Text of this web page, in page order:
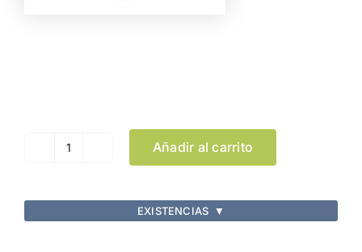
Cinta
Polyesterband
cantidad
Añadir al carrito
EXISTENCIAS ▼